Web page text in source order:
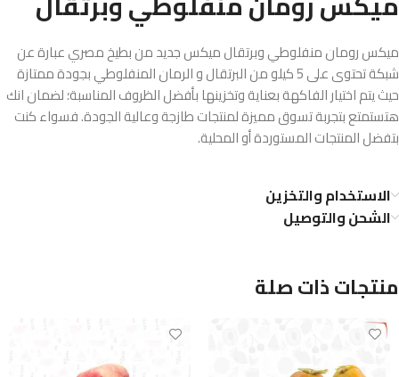
ميكس رومان منفلوطي وبرتقال ميكس جديد من بطيخ مصري عبارة عن
شبكة تحتوى على 5 كيلو من البرتقال و الرمان المنفلوطي بجودة ممتازة
حيث يتم اختيار الفاكهة بعناية وتخزينها بأفضل الظروف المناسبة؛ لضمان انك
هتستمتع بتجربة تسوق مميزة لمنتجات طازجة وعالية الجودة. فسواء كنت
بتفضل المنتجات المستوردة أو المحلية.
الاستخدام والتخزين
الشحن والتوصيل
منتجات ذات صلة